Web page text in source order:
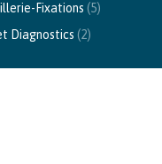
Fixations (5)
Diagnostics (2)